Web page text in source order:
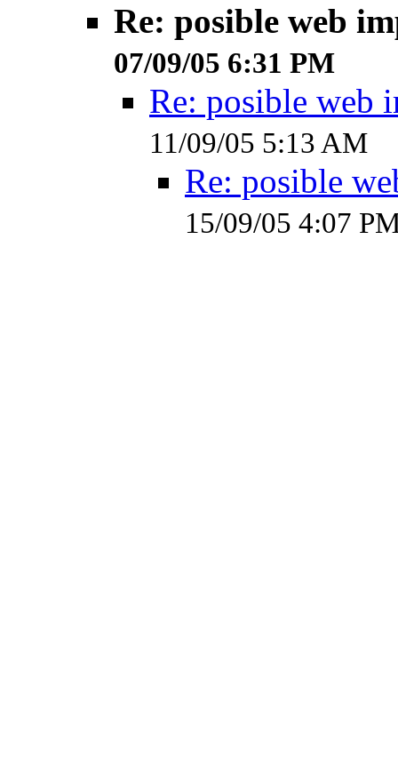
Re: posible web
07/09/05 6:31 PM
Re: posible web
11/09/05 5:13 AM
Re: posible
15/09/05 4:07